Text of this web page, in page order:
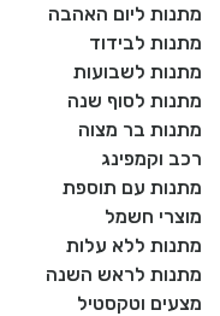
מתנות ליום האהבה
מתנות לבידוד
מתנות לשבועות
מתנות לסוף שנה
מתנות בר מצוה
רכב וקמפינג
מתנות עם תוספת
מוצרי חשמל
מתנות ללא עלות
מתנות לראש השנה
מצעים וטקסטיל